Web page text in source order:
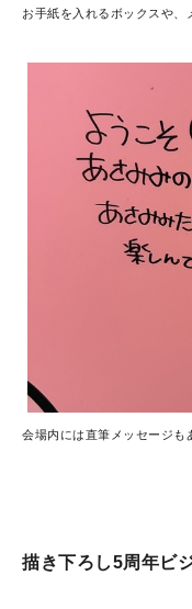
お手紙を入れるボックスや、
会場内には直筆メッセージも
描き下ろし5周年ビ